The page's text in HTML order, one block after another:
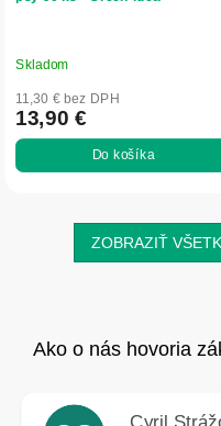
Skladom
11,30 € bez DPH
13,90 €
Do košíka
ZOBRAZIŤ